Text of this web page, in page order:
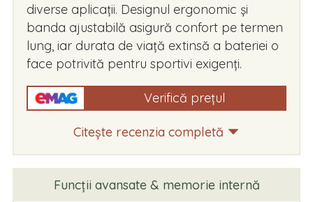
diverse aplicații. Designul ergonomic și
banda ajustabilă asigură confort pe termen
lung, iar durata de viață extinsă a bateriei o
face potrivită pentru sportivi exigenți.
Verifică prețul
Citește recenzia completă
Funcții avansate & memorie internă